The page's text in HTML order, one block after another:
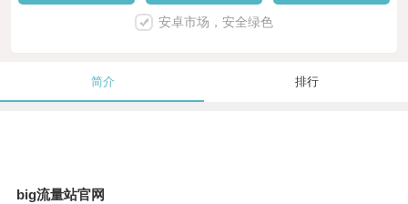
安卓市场，安全绿色
简介 排行
big流量站官网